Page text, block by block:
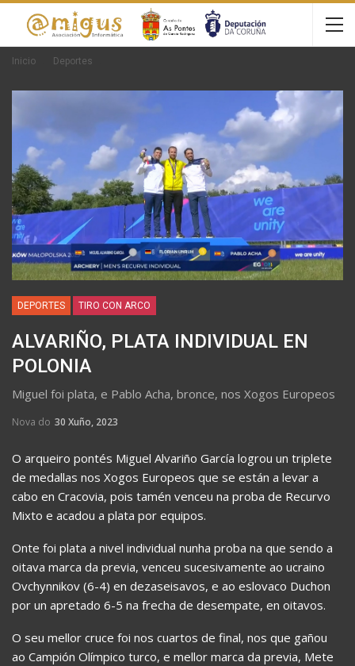
Inicio Deportes
DEPORTES TIRO CON ARCO
ALVARIÑO, PLATA INDIVIDUAL EN
POLONIA
Miguel foi plata, e Pablo Acha, bronce, nos Xogos Europeos
Nova do 30 Xuño, 2023
O arqueiro pontés Miguel Alvariño García logrou un triplete
de medallas nos Xogos Europeos que se están a levar a
cabo en Cracovia, pois tamén venceu na proba de Recurvo
Mixto e acadou a plata por equipos.
Onte foi plata a nivel individual nunha proba na que sendo a
oitava marca da previa, venceu sucesivamente ao ucraino
Ovchynnikov (6-4) en dezaseisavos, e ao eslovaco Duchon
por un apretado 6-5 na frecha de desempate, en oitavos.
O seu mellor cruce foi nos cuartos de final, nos que gañou
ao Campión Olímpico turco, e mellor marca da previa, Mete